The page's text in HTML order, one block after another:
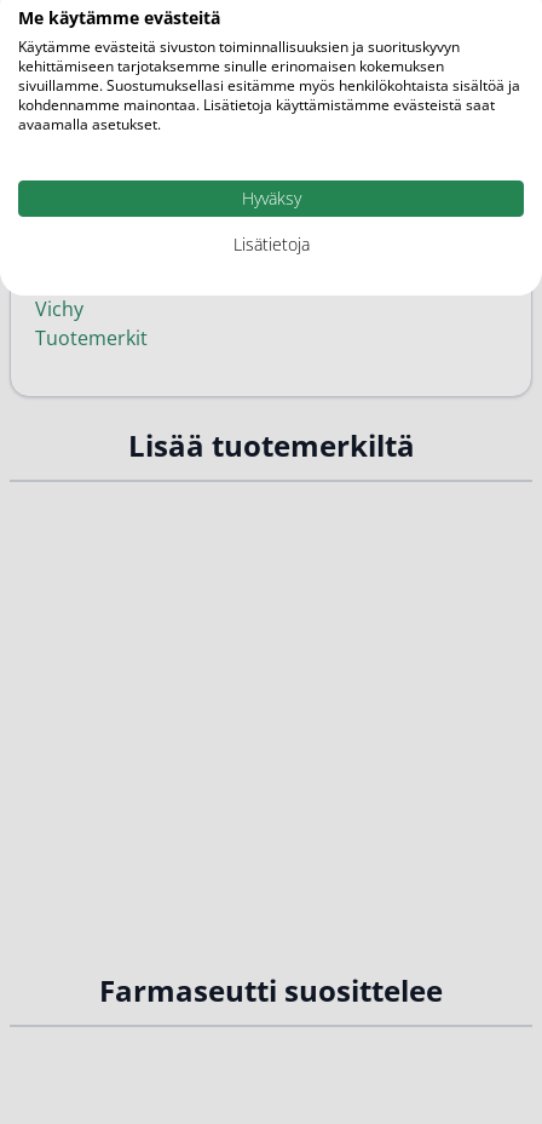
Perhe
Vapaakaupan tuote
Ominaisuudet
Puhdistusvoiteet ja -geelit
Vichy
Tuotemerkit
Lisää tuotemerkiltä
Farmaseutti suosittelee
Me käytämme evästeitä
Käytämme evästeitä sivuston toiminnallisuuksien ja suorituskyvyn
kehittämiseen tarjotaksemme sinulle erinomaisen kokemuksen
sivuillamme. Suostumuksellasi esitämme myös henkilökohtaista sisältöä ja
kohdennamme mainontaa. Lisätietoja käyttämistämme evästeistä saat
avaamalla asetukset.
Hyväksy
Lisätietoja